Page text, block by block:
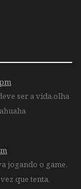
ser a vida,olha
jogando o game,
que tenta.